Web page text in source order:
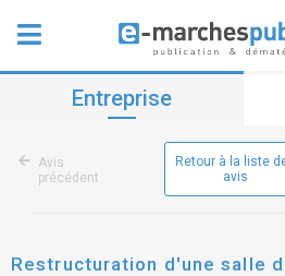
Entreprise
Avis
précédent
Retour à la liste
avis
Restructuration d'une salle